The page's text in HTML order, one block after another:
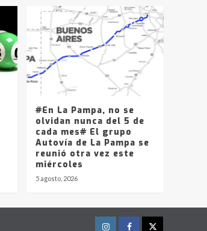
Identidad de los
adolescentes
pampeanos que fueron
protagonistas del fatal
accidente en la mañana
del lunes
Accidente en Ruta 5:
falleció un joven de
Trenque Lauquen
Los precios de los
combustibles en La
Pampa, desde YPF hasta
Axion entre 857 a 1338
pesos
#En La Pampa, no se
olvidan nunca del 5 de
cada mes# El grupo
Autovía de La Pampa se
reunió otra vez este
miércoles
5 agosto, 2026